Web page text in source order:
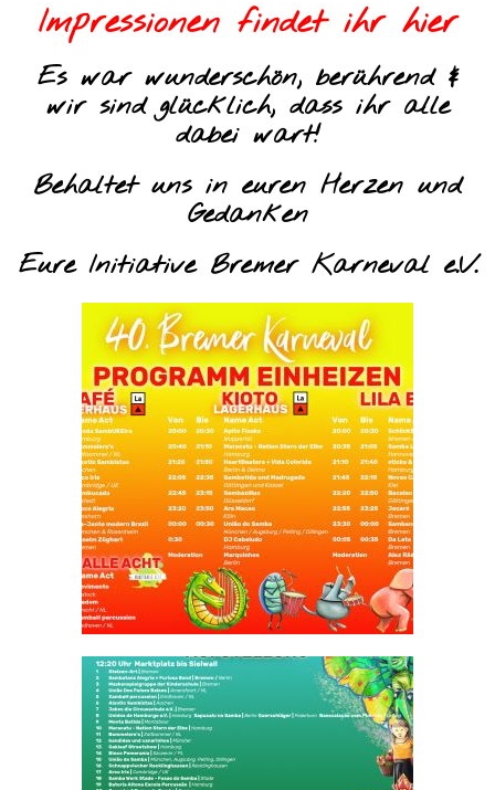
Impressionen findet ihr hier
Es war wunderschön, berührend &
wir sind glücklich, dass ihr alle
dabei wart!
Behaltet uns in euren Herzen und
Gedanken
Eure Initiative Bremer Karneval e.V.